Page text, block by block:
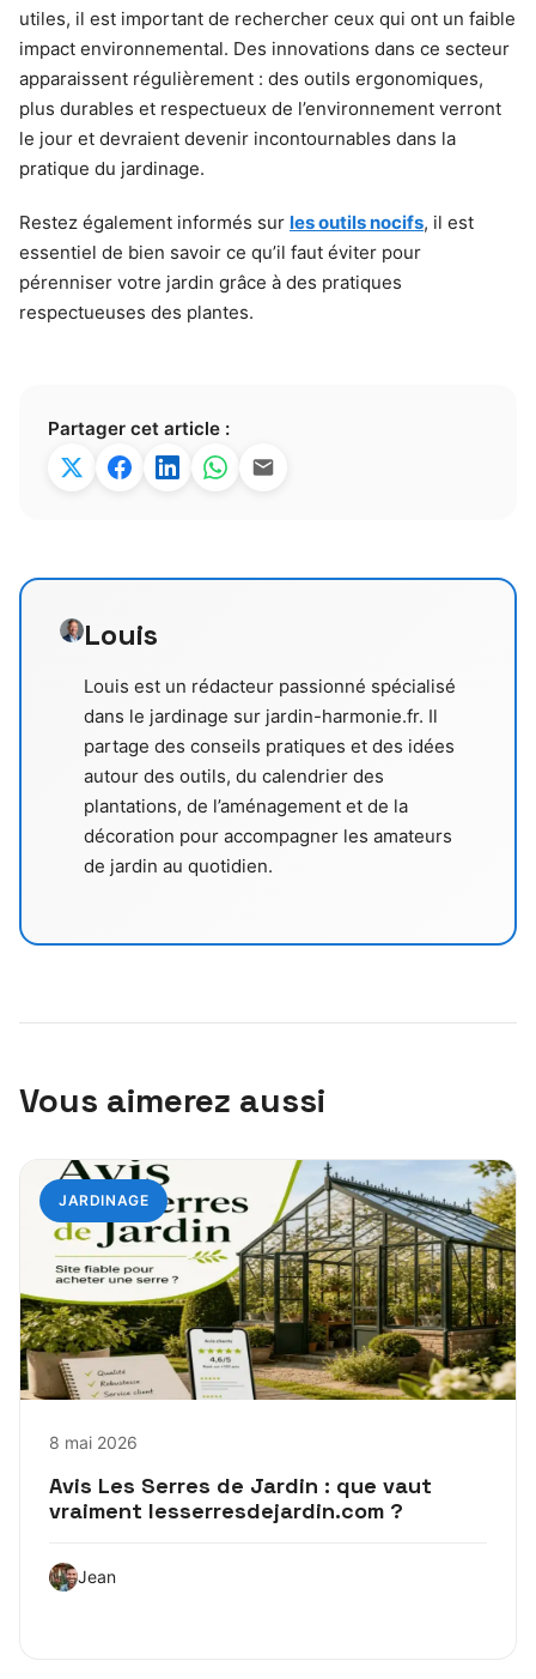
utiles, il est important de rechercher ceux qui ont un faible
impact environnemental. Des innovations dans ce secteur
apparaissent régulièrement : des outils ergonomiques,
plus durables et respectueux de l’environnement verront
le jour et devraient devenir incontournables dans la
pratique du jardinage.
Restez également informés sur les outils nocifs, il est
essentiel de bien savoir ce qu’il faut éviter pour
pérenniser votre jardin grâce à des pratiques
respectueuses des plantes.
Partager cet article :
Louis
Louis est un rédacteur passionné spécialisé
dans le jardinage sur jardin-harmonie.fr. Il
partage des conseils pratiques et des idées
autour des outils, du calendrier des
plantations, de l’aménagement et de la
décoration pour accompagner les amateurs
de jardin au quotidien.
Vous aimerez aussi
JARDINAGE
8 mai 2026
Avis Les Serres de Jardin : que vaut
vraiment lesserresdejardin.com ?
Jean